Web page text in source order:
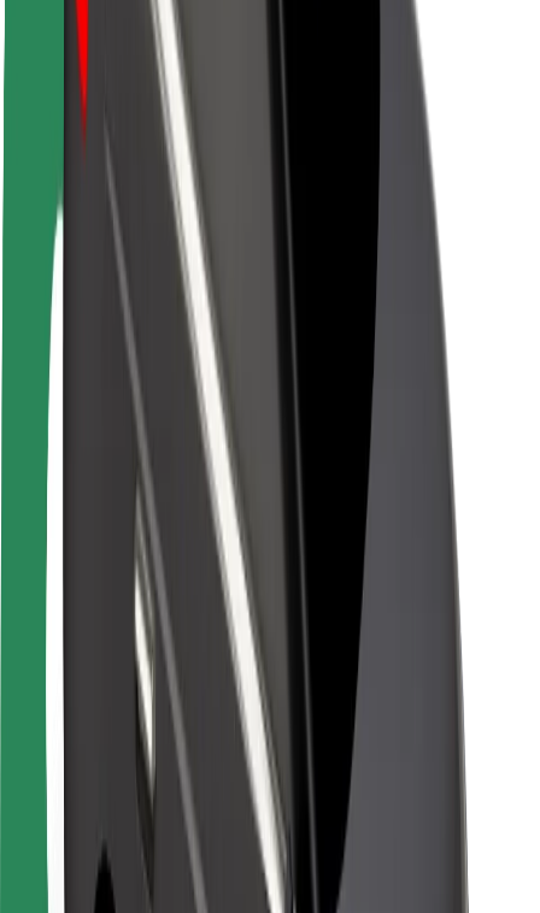
Seguridad para usuarios
Seguridad para conductores
Seguridad para patinetes
Safety Lab
Dónde estamos
Soluciones para las ciudades
Aeropuertos
Estaciones de carga de Bolt
Para usuarios
Para conductores
Para repartidores
Bolt Food
Para propietarios de flota
Para restaurantes
Bolt para empresas
Términos y Condiciones
Cookies